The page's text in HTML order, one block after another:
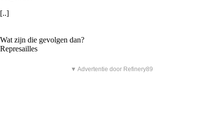
[..]
Wat zijn die gevolgen dan?
Represailles
▼ Advertentie door Refinery89